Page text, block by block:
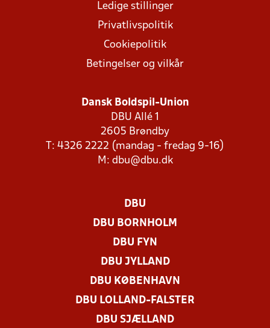
Ledige stillinger
Privatlivspolitik
Cookiepolitik
Betingelser og vilkår
Dansk Boldspil-Union
DBU Allé 1
2605 Brøndby
T: 4326 2222 (mandag - fredag 9-16)
M: dbu@dbu.dk
DBU
DBU BORNHOLM
DBU FYN
DBU JYLLAND
DBU KØBENHAVN
DBU LOLLAND-FALSTER
DBU SJÆLLAND